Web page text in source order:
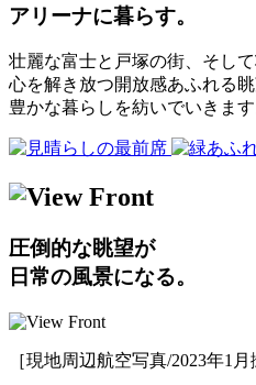
アリーナに暮らす。
壮麗な富士と戸塚の街、そして
心を解き放つ開放感あふれる
豊かな暮らしを紡いでいきます
圧倒的な眺望が
日常の風景になる。
［現地周辺航空写真/2023年1月